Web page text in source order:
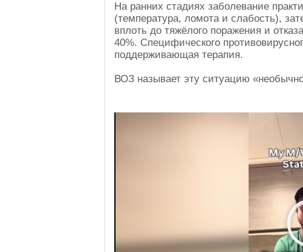
На ранних стадиях заболевание
(температура, ломота и слабость),
вплоть до тяжёлого поражения и
40%. Специфического
поддерживающая терапия.
ВОЗ называет эту ситуацию